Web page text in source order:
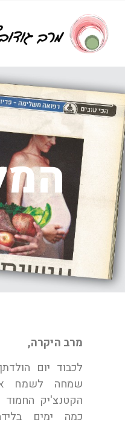
מרב היקרה,
לכבוד יום
שמחה לשמח
הקטנצ'יק החמוד
כמה ימים